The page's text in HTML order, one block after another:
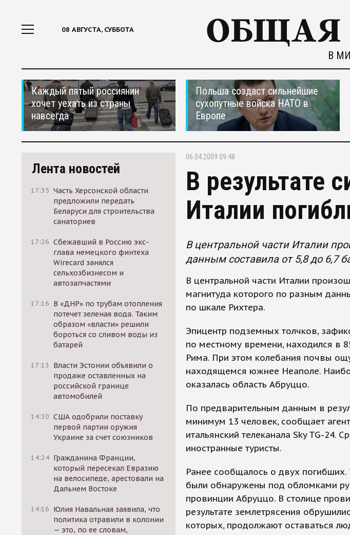
08 АВГУСТА, СУББОТА
В
Каждый пятый россиянин
хочет уехать из страны
навсегда
Польша создаст сильнейшие
сухопутные войска НАТО в
Европе
Лента новостей
17:35 Часть Херсонской области
предложили передать
Беларуси для строительства
санаториев
17:26 Сбежавший в Россию экс-
глава немецкого финтеха
Wirecard занялся
сельхозбизнесом и
автозапчастями
17:16 В «ДНР» по трубам отопления
потечет зеленая вода. Таким
образом «власти» решили
бороться со сливом воды из
батарей
17:13
Власти Эстонии объявили о
продаже оставленных на
российской границе
автомобилей
14:30 США одобрили поставку
первой партии оружия
Украине за счет союзников
14:24 Гражданина Франции,
который пересекал Евразию
на велосипеде, арестовали на
Дальнем Востоке
14:16 Юлия Навальная заявила, что
политика отравили в колонии
— это, по ее словам,
06.04.2009 09:48
В результате
Италии
В центральной части Италии
данным составила от 5,8 до 6,7
В центральной части Италии
магнитуда которого по разным
по шкале Рихтера.
Эпицентр подземных толчков,
по местному времени, находился в
Рима. При этом колебания почвы
находящемся южнее Неаполе.
оказалась область Абруццо.
По предварительным данным в
минимум 13 человек, сообщает
итальянский телеканала Sky TG-24.
иностранные туристы.
Ранее сообщалось о двух
были обнаружены под обломками
провинции Абруццо. В столице
результате землетрясения
которых, продолжают оставаться